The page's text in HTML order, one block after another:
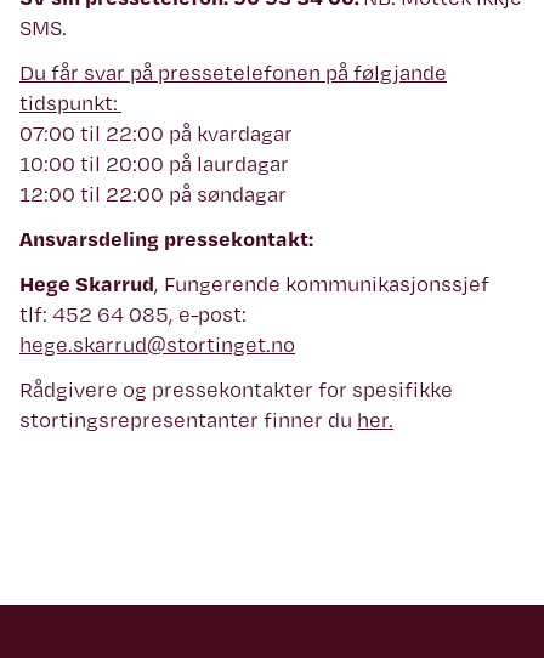
SMS.
Du får svar på pressetelefonen på følgjande
tidspunkt:
07:00 til 22:00 på kvardagar
10:00 til 20:00 på laurdagar
12:00 til 22:00 på søndagar
Ansvarsdeling pressekontakt:
Hege Skarrud, Fungerende kommunikasjonssjef
tlf: 452 64 085, e-post:
hege.skarrud@stortinget.no
Rådgivere og pressekontakter for spesifikke
stortingsrepresentanter finner du her.